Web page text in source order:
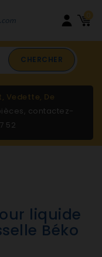
0
CHERCHER
Vedette, De
contactez-
52
liquide
Béko